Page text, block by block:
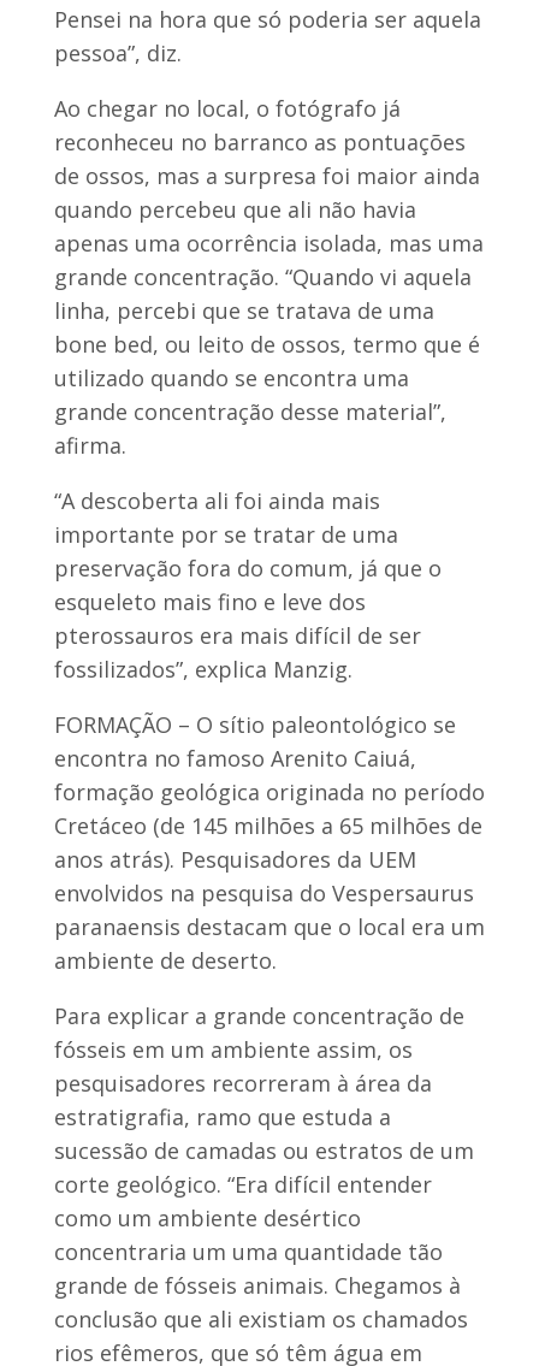
Pensei na hora que só poderia ser aquela
pessoa”, diz.
Ao chegar no local, o fotógrafo já
reconheceu no barranco as pontuações
de ossos, mas a surpresa foi maior ainda
quando percebeu que ali não havia
apenas uma ocorrência isolada, mas uma
grande concentração. “Quando vi aquela
linha, percebi que se tratava de uma
bone bed, ou leito de ossos, termo que é
utilizado quando se encontra uma
grande concentração desse material”,
afirma.
“A descoberta ali foi ainda mais
importante por se tratar de uma
preservação fora do comum, já que o
esqueleto mais fino e leve dos
pterossauros era mais difícil de ser
fossilizados”, explica Manzig.
FORMAÇÃO – O sítio paleontológico se
encontra no famoso Arenito Caiuá,
formação geológica originada no período
Cretáceo (de 145 milhões a 65 milhões de
anos atrás). Pesquisadores da UEM
envolvidos na pesquisa do Vespersaurus
paranaensis destacam que o local era um
ambiente de deserto.
Para explicar a grande concentração de
fósseis em um ambiente assim, os
pesquisadores recorreram à área da
estratigrafia, ramo que estuda a
sucessão de camadas ou estratos de um
corte geológico. “Era difícil entender
como um ambiente desértico
concentraria um uma quantidade tão
grande de fósseis animais. Chegamos à
conclusão que ali existiam os chamados
rios efêmeros, que só têm água em